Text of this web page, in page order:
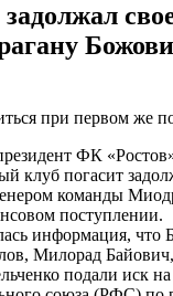
при первом же
ФК
клуб погасит
команды
поступлении.
информация, что
Милорад
подали иск на